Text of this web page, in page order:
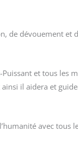
de dévouement et
et tous les
il aidera et
avec tous